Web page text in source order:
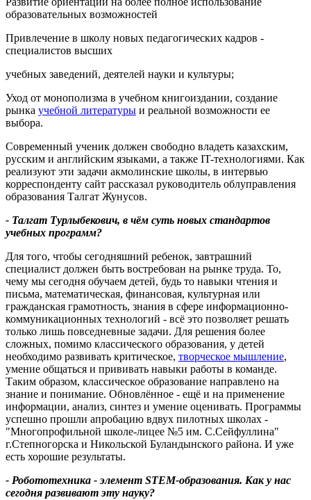
образовательных возможностей
Привлечение в школу новых педагогических кадров -
специалистов высших
учебных заведений, деятелей науки и культуры;
Уход от монополизма в учебном книгоиздании, создание
рынка учебной литературы и реальной возможности ее
выбора.
Современный ученик должен свободно владеть казахским,
русским и английским языками, а также IT-технологиями. Как
реализуют эти задачи акмолинские школы, в интервью
корреспонденту сайт рассказал руководитель облуправления
образования Талгат Жунусов.
- Талгат Турлыбекович, в чём суть новых стандартов
учебных программ?
Для того, чтобы сегодняшний ребенок, завтрашний
специалист должен быть востребован на рынке труда. То,
чему мы сегодня обучаем детей, будь то навыки чтения и
письма, математическая, финансовая, культурная или
гражданская грамотность, знания в сфере информационно-
коммуникационных технологий - всё это позволяет решать
только лишь повседневные задачи. Для решения более
сложных, помимо классического образования, у детей
необходимо развивать критическое, творческое мышление,
умение общаться и прививать навыки работы в команде.
Таким образом, классическое образование направлено на
знание и понимание. Обновлённое - ещё и на применение
информации, анализ, синтез и умение оценивать. Программы
успешно прошли апробацию вдвух пилотных школах -
"Многопрофильной школе-лицее №5 им. С.Сейфуллина"
г.Степногорска и Никольской Буландынского района. И уже
есть хорошие результаты.
- Робототехника - элемент STEM-образования. Как у нас
сегодня развивают эту науку?